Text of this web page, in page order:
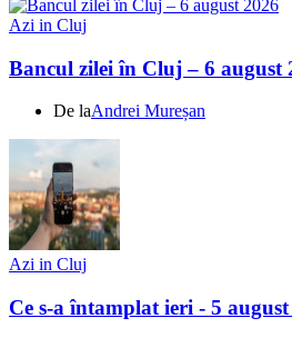
Azi in Cluj
Bancul zilei în Cluj – 6 august
De laAndrei Mureșan
Azi in Cluj
Ce s-a întamplat ieri - 5